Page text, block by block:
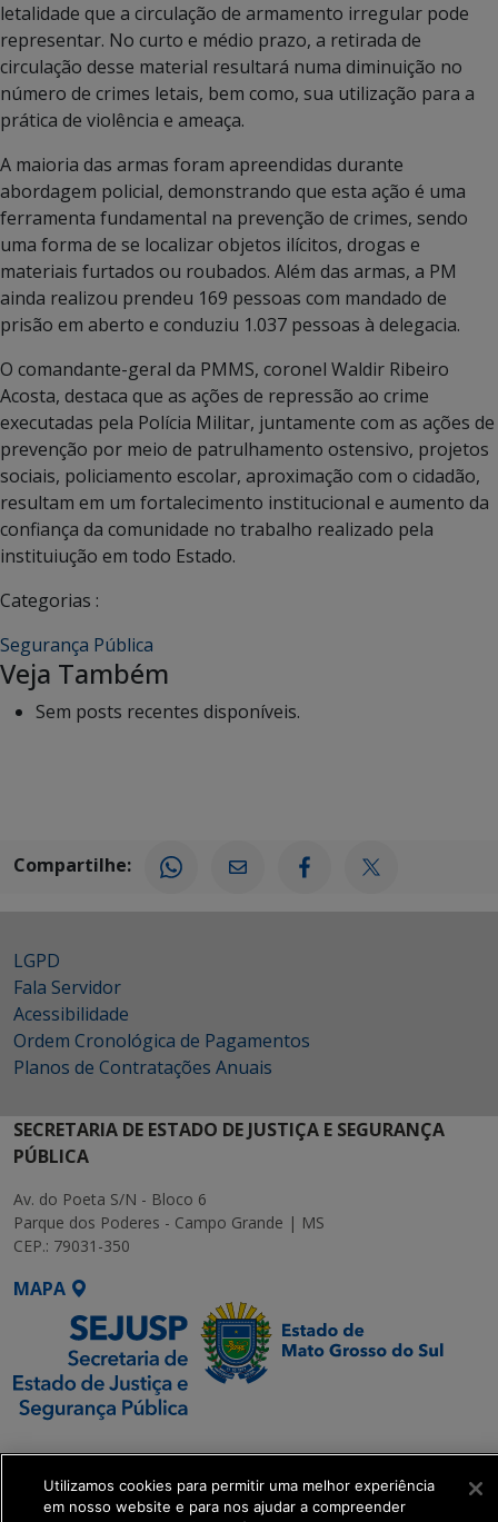
letalidade que a circulação de armamento irregular pode
representar. No curto e médio prazo, a retirada de
circulação desse material resultará numa diminuição no
número de crimes letais, bem como, sua utilização para a
prática de violência e ameaça.
A maioria das armas foram apreendidas durante
abordagem policial, demonstrando que esta ação é uma
ferramenta fundamental na prevenção de crimes, sendo
uma forma de se localizar objetos ilícitos, drogas e
materiais furtados ou roubados. Além das armas, a PM
ainda realizou prendeu 169 pessoas com mandado de
prisão em aberto e conduziu 1.037 pessoas à delegacia.
O comandante-geral da PMMS, coronel Waldir Ribeiro
Acosta, destaca que as ações de repressão ao crime
executadas pela Polícia Militar, juntamente com as ações de
prevenção por meio de patrulhamento ostensivo, projetos
sociais, policiamento escolar, aproximação com o cidadão,
resultam em um fortalecimento institucional e aumento da
confiança da comunidade no trabalho realizado pela
instituiução em todo Estado.
Categorias :
Segurança Pública
Veja Também
Sem posts recentes disponíveis.
Compartilhe:
LGPD
Fala Servidor
Acessibilidade
Ordem Cronológica de Pagamentos
Planos de Contratações Anuais
SECRETARIA DE ESTADO DE JUSTIÇA E SEGURANÇA
PÚBLICA
Av. do Poeta S/N - Bloco 6
Parque dos Poderes - Campo Grande | MS
CEP.: 79031-350
MAPA
SETDIG | Secretaria-
Executiva de
Transformação Digital
Utilizamos cookies para permitir uma melhor experiência
em nosso website e para nos ajudar a compreender